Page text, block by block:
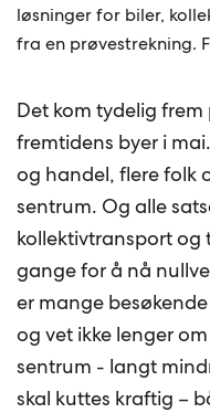
løsninger for biler,
fra en prøvestrekning.
Det kom tydelig
fremtidens byer i
og handel, flere folk
sentrum. Og alle
kollektivtransport og
gange for å nå
er mange
og vet ikke lenger
sentrum - langt
skal kuttes kraftig –